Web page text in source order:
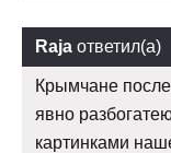
Raja ответил(а)
Крымчане
явно
картинками